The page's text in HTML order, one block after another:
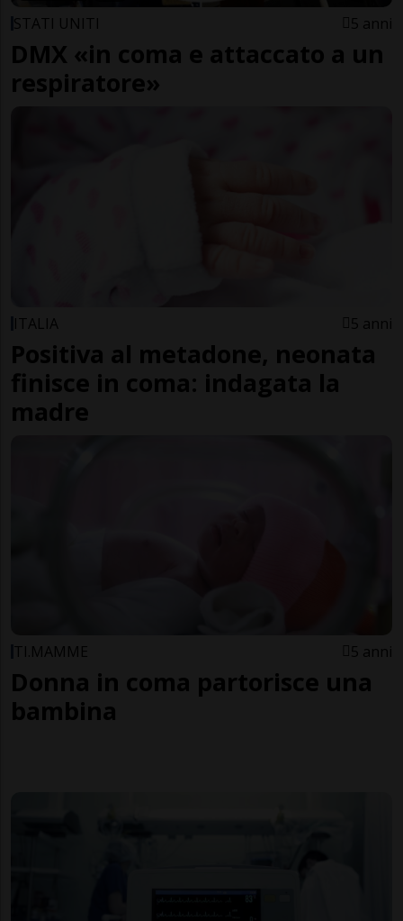
STATI UNITI 5 anni
DMX «in coma e attaccato a un
respiratore»
ITALIA 5 anni
Positiva al metadone, neonata
finisce in coma: indagata la
madre
TI.MAMME 5 anni
Donna in coma partorisce una
bambina